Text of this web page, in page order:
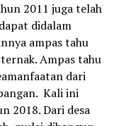
2011 juga telah
didalam
ampas tahu
Ampas tahu
dari
Kali ini
2018. Dari desa